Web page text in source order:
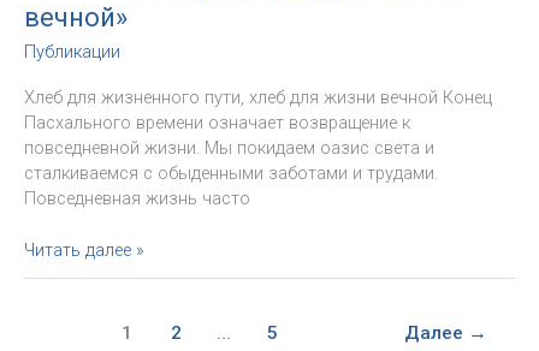
вечной»
Публикации
Хлеб для жизненного пути, хлеб для жизни вечной Конец
Пасхального времени означает возвращение к
повседневной жизни. Мы покидаем оазис света и
сталкиваемся с обыденными заботами и трудами.
Повседневная жизнь часто
Священник
Хосе
Читать далее »
1 2 … 5 Далее →